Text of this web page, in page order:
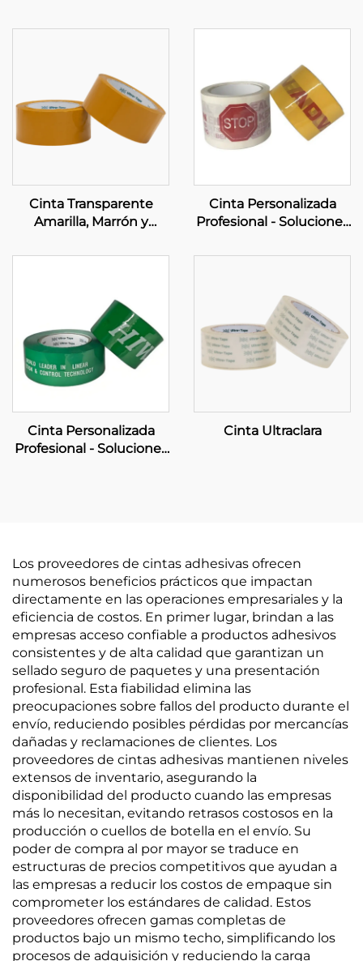
Cinta Transparente
Amarilla, Marrón y
Cinta Personalizada
Profesional - Soluciones
Fortalecimiento de tu
Cinta Personalizada
Profesional - Soluciones
Cinta Ultraclara
Los proveedores de cintas adhesivas ofrecen
numerosos beneficios prácticos que impactan
directamente en las operaciones empresariales y la
eficiencia de costos. En primer lugar, brindan a las
empresas acceso confiable a productos adhesivos
consistentes y de alta calidad que garantizan un
sellado seguro de paquetes y una presentación
profesional. Esta fiabilidad elimina las
preocupaciones sobre fallos del producto durante el
envío, reduciendo posibles pérdidas por mercancías
dañadas y reclamaciones de clientes. Los
proveedores de cintas adhesivas mantienen niveles
extensos de inventario, asegurando la
disponibilidad del producto cuando las empresas
más lo necesitan, evitando retrasos costosos en la
producción o cuellos de botella en el envío. Su
poder de compra al por mayor se traduce en
estructuras de precios competitivos que ayudan a
las empresas a reducir los costos de empaque sin
comprometer los estándares de calidad. Estos
proveedores ofrecen gamas completas de
productos bajo un mismo techo, simplificando los
procesos de adquisición y reduciendo la carga